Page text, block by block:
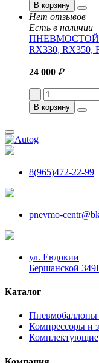
В корзину
Нет отзывов
Есть в наличии
RX330, RX350,
24 000 ₽
В корзину
8(965)472-22-99
pnevmo-
ул. Евдокии
Бершанской
Каталог
Пневмобаллоны
Компрессоры и
Комплектующие